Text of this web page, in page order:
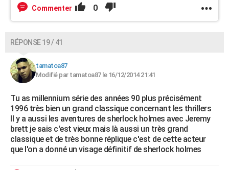
Commenter 0
RÉPONSE 19 / 41
tamatoa87
Modifié par tamatoa87 le 16/12/2014 21:41
Tu as millennium série des années 90 plus précisément
1996 très bien un grand classique concernant les thrillers
Il y a aussi les aventures de sherlock holmes avec Jeremy
brett je sais c'est vieux mais là aussi un très grand
classique et de très bonne réplique c'est de cette acteur
que l'on a donné un visage définitif de sherlock holmes